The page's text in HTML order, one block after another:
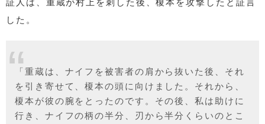
した。
「重蔵は、ナイフを被害者の肩から抜いた後、それ
を引き寄せて、榎本の頭に向けました。それから、
榎本が彼の腕をとったのです。その後、私は助けに
行き、ナイフの柄の半分、刃から半分くらいのとこ